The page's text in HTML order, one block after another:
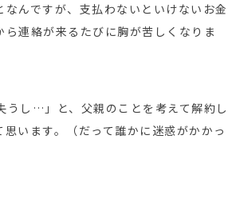
んですが、支払わないといけないお金
連絡が来るたびに胸が苦しくなりま
うし…」と、父親のことを考えて解約し
います。（だって誰かに迷惑がかかっ